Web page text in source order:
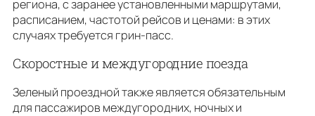
региона, с заранее установленными маршрутами,
расписанием, частотой рейсов и ценами: в этих
случаях требуется грин-пасс.
Скоростные и междугородние поезда
Зеленый проездной также является обязательным
для пассажиров междугородних, ночных и